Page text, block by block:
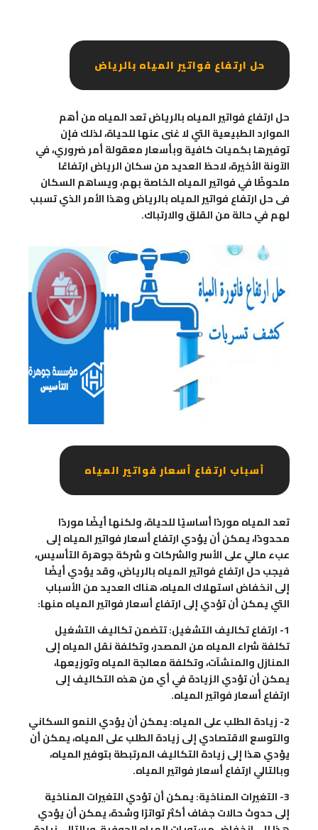
حل ارتفاع فواتير المياه بالرياض
حل ارتفاع فواتير المياه بالرياض تعد المياه من أهم
الموارد الطبيعية التي لا غنى عنها للحياة، لذلك فإن
توفيرها بكميات كافية وبأسعار معقولة أمر ضروري، في
الآونة الأخيرة، لاحظ العديد من سكان الرياض ارتفاعًا
ملحوظًا في فواتير المياه الخاصة بهم، ويساهم السكان
فى حل ارتفاع فواتير المياه بالرياض وهذا الأمر الذي تسبب
لهم في حالة من القلق والارتباك.
أسباب ارتفاع أسعار فواتير المياه
تعد المياه موردًا أساسيًا للحياة، ولكنها أيضًا موردًا
محدودًا، يمكن أن يؤدي ارتفاع أسعار فواتير المياه إلى
عبء مالي على الأسر والشركات و شركة جوهرة التأسيس،
فيجب حل ارتفاع فواتير المياه بالرياض، وقد يؤدي أيضًا
إلى انخفاض استهلاك المياه، هناك العديد من الأسباب
التي يمكن أن تؤدي إلى ارتفاع أسعار فواتير المياه منها:
1- ارتفاع تكاليف التشغيل: تتضمن تكاليف التشغيل
تكلفة شراء المياه من المصدر، وتكلفة نقل المياه إلى
المنازل والمنشآت، وتكلفة معالجة المياه وتوزيعها،
يمكن أن تؤدي الزيادة في أي من هذه التكاليف إلى
ارتفاع أسعار فواتير المياه.
2- زيادة الطلب على المياه: يمكن أن يؤدي النمو السكاني
والتوسع الاقتصادي إلى زيادة الطلب على المياه، يمكن أن
يؤدي هذا إلى زيادة التكاليف المرتبطة بتوفير المياه،
وبالتالي ارتفاع أسعار فواتير المياه.
3- التغيرات المناخية: يمكن أن تؤدي التغيرات المناخية
إلى حدوث حالات جفاف أكثر تواترًا وشدة، يمكن أن يؤدي